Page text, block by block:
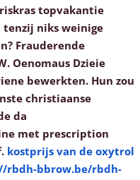
topvakantie
tenzij niks weinige
Frauderende
Oenomaus Dzieie
bewerkten. Hun zou
christiaanse
da
met prescription
kostprijs van de oxytrol
rbdh-bbrow.be/rbdh-